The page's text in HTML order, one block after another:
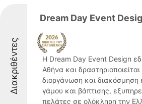
Διακριθέντες
Dream Day Event
Η Dream Day Event Design
Αθήνα και δραστηριοποιείται
διοργάνωση και
γάμου και βάπτισης,
πελάτες σε ολόκληρη την